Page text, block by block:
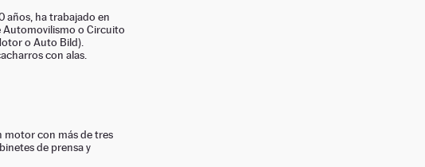
años, ha trabajado en
Automovilismo o Circuito
o Auto Bild).
con alas.
motor con más de tres
de prensa y